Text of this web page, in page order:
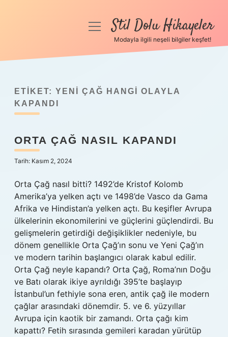
Anasayfa
Yasal Uyarı
menüyüStil Dolu Hikayeler
Modayla ilgili neşeli bilgiler keşfet!
ETIKET: YENI ÇAĞ HANGI OLAYLA
KAPANDI
ORTA ÇAĞ NASIL KAPANDI
Tarih: Kasım 2, 2024
Orta Çağ nasıl bitti? 1492’de Kristof Kolomb
Amerika’ya yelken açtı ve 1498’de Vasco da Gama
Afrika ve Hindistan’a yelken açtı. Bu keşifler Avrupa
ülkelerinin ekonomilerini ve güçlerini güçlendirdi. Bu
gelişmelerin getirdiği değişiklikler nedeniyle, bu
dönem genellikle Orta Çağ’ın sonu ve Yeni Çağ’ın
ve modern tarihin başlangıcı olarak kabul edilir.
Orta Çağ neyle kapandı? Orta Çağ, Roma’nın Doğu
ve Batı olarak ikiye ayrıldığı 395’te başlayıp
İstanbul’un fethiyle sona eren, antik çağ ile modern
çağlar arasındaki dönemdir. 5. ve 6. yüzyıllar
Avrupa için kaotik bir zamandı. Orta çağı kim
kapattı? Fetih sırasında gemileri karadan yürütüp